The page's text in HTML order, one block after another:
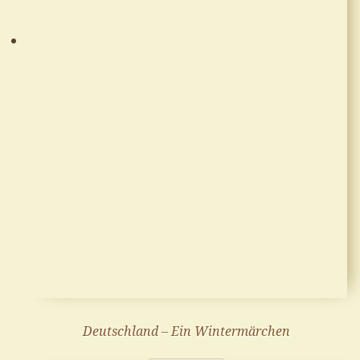
Deutschland – Ein Wintermärchen